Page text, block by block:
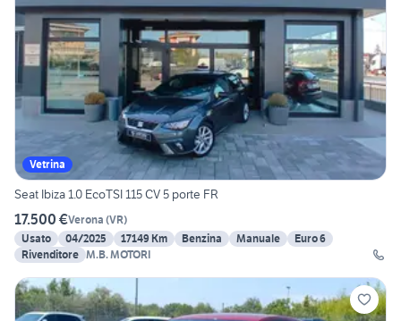
Vetrina
Seat Ibiza 1.0 EcoTSI 115 CV 5 porte FR
17.500 €Verona (VR)
Usato
04/2025 17149 Km Benzina Manuale
Euro 6
Rivenditore M.B. MOTORI